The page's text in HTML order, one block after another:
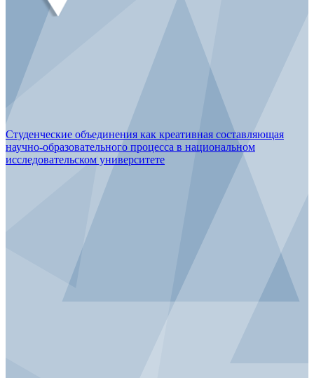
Студенческие объединения как креативная составляющая
научно-образовательного процесса в национальном
исследовательском университете